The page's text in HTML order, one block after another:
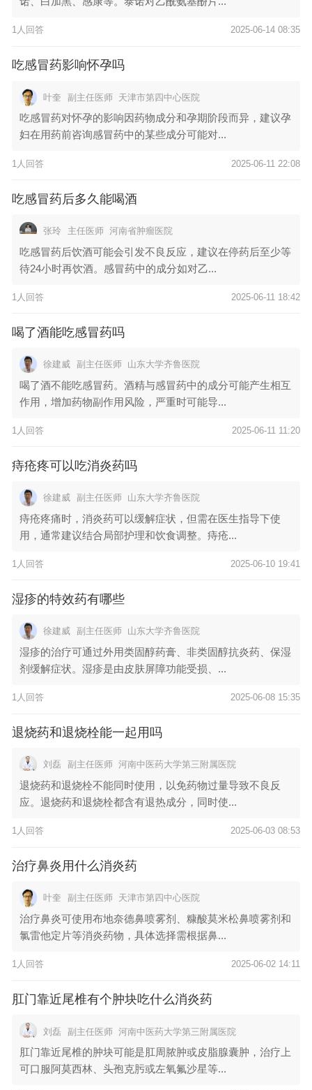
1人回答 2025-06-14 08:35
吃感冒药影响怀孕吗
叶奎 副主任医师 天津市第四中心医院
吃感冒药对怀孕的影响因药物成分和孕期阶段而异，建议孕
妇在用药前咨询感冒药中的某些成分可能对...
1人回答 2025-06-11 22:08
吃感冒药后多久能喝酒
张玲 主任医师 河南省肿瘤医院
吃感冒药后饮酒可能会引发不良反应，建议在停药后至少等
待24小时再饮酒。感冒药中的成分如对乙...
1人回答 2025-06-11 18:42
喝了酒能吃感冒药吗
徐建威 副主任医师 山东大学齐鲁医院
喝了酒不能吃感冒药。酒精与感冒药中的成分可能产生相互
作用，增加药物副作用风险，严重时可能导...
1人回答 2025-06-11 11:20
痔疮疼可以吃消炎药吗
徐建威 副主任医师 山东大学齐鲁医院
痔疮疼痛时，消炎药可以缓解症状，但需在医生指导下使
用，通常建议结合局部护理和饮食调整。痔疮...
1人回答 2025-06-10 19:41
湿疹的特效药有哪些
徐建威 副主任医师 山东大学齐鲁医院
湿疹的治疗可通过外用类固醇药膏、非类固醇抗炎药、保湿
剂缓解症状。湿疹是由皮肤屏障功能受损、...
1人回答 2025-06-08 15:35
退烧药和退烧栓能一起用吗
刘磊 副主任医师 河南中医药大学第三附属医院
退烧药和退烧栓不能同时使用，以免药物过量导致不良反
应。退烧药和退烧栓都含有退热成分，同时使...
1人回答 2025-06-03 08:53
治疗鼻炎用什么消炎药
叶奎 副主任医师 天津市第四中心医院
治疗鼻炎可使用布地奈德鼻喷雾剂、糠酸莫米松鼻喷雾剂和
氯雷他定片等消炎药物，具体选择需根据鼻...
1人回答 2025-06-02 14:11
肛门靠近尾椎有个肿块吃什么消炎药
刘磊 副主任医师 河南中医药大学第三附属医院
肛门靠近尾椎的肿块可能是肛周脓肿或皮脂腺囊肿，治疗上
可口服阿莫西林、头孢克肟或左氧氟沙星等...